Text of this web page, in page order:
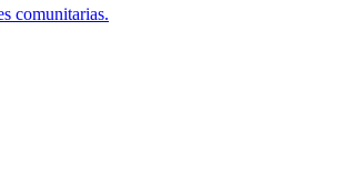
comunitarias.